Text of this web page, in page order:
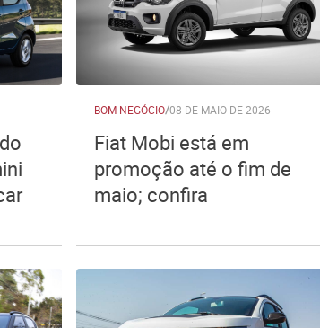
BOM NEGÓCIO/08 DE MAIO DE 2026
Fiat Mobi está em
promoção até o fim de
maio; confira